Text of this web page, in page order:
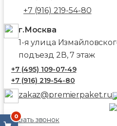
+7 (916) 219-54-80
г.Москва
1-я улица
подъезд 2В, 7 этаж
+7 (495) 109-07-49
+7 (916) 219-54-80
zakaz@premierpaket.ru
Заказать звонок
0